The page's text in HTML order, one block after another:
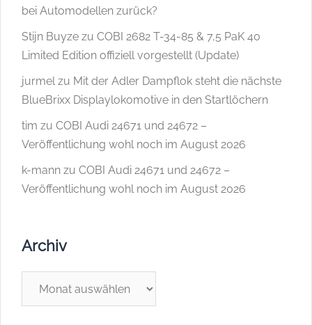
bei Automodellen zurück?
Stijn Buyze zu COBI 2682 T-34-85 & 7,5 PaK 40
Limited Edition offiziell vorgestellt (Update)
jurmelzu Mit der Adler Dampflok steht die nächste
BlueBrixx Displaylokomotive in den Startlöchern
tim zu COBI Audi 24671 und 24672 –
Veröffentlichung wohl noch im August 2026
k-mann zu COBI Audi 24671 und 24672 –
Veröffentlichung wohl noch im August 2026
Archiv